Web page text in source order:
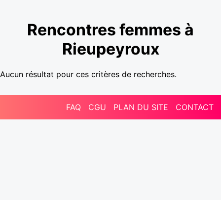
Rencontres femmes à
Rieupeyroux
Aucun résultat pour ces critères de recherches.
FAQ CGU PLAN DU SITE CONTACT